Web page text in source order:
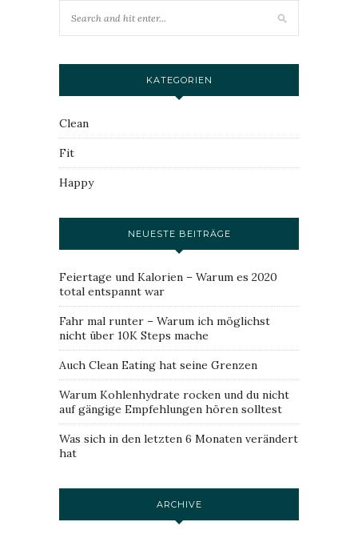
KATEGORIEN
Clean
Fit
Happy
NEUESTE BEITRÄGE
Feiertage und Kalorien – Warum es 2020
total entspannt war
Fahr mal runter – Warum ich möglichst
nicht über 10K Steps mache
Auch Clean Eating hat seine Grenzen
Warum Kohlenhydrate rocken und du nicht
auf gängige Empfehlungen hören solltest
Was sich in den letzten 6 Monaten verändert
hat
ARCHIVE